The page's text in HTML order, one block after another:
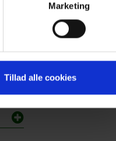
Marketing
Tillad alle cookies